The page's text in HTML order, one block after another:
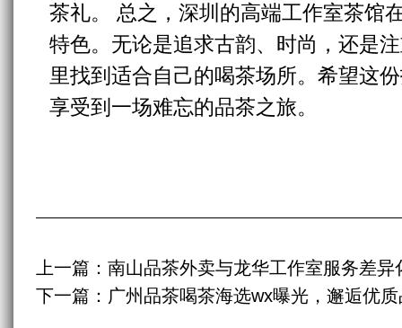
茶礼。 总之，深圳的高端工作室茶馆
特色。无论是追求古韵、时尚，还是
里找到适合自己的喝茶场所。希望这
享受到一场难忘的品茶之旅。
上一篇： 南山品茶外卖与龙华工作室服务差异
下一篇： 广州品茶喝茶海选wx曝光，邂逅优